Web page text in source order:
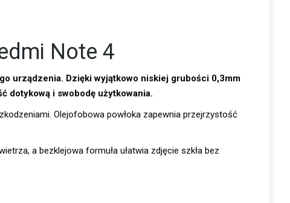
Note 4
urządzenia. Dzięki wyjątkowo niskiej grubości 0,3mm
dotykową i swobodę użytkowania.
Olejofobowa powłoka zapewnia przejrzystość
a bezklejowa formuła ułatwia zdjęcie szkła bez